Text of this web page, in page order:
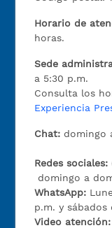
Horario de
horas.
Sede
a 5:30 p.m.
Consulta los
Experiencia
Chat: domingo
Redes sociales:
domingo a
WhatsApp:
p.m. y
Video atención: